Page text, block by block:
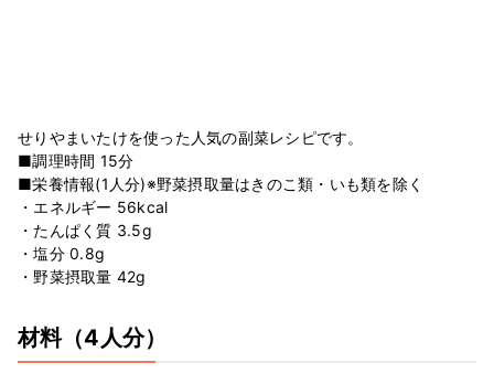
せりやまいたけを使った人気の副菜レシピです。
■調理時間 15分
■栄養情報(1人分)※野菜摂取量はきのこ類・いも類を除く
・エネルギー 56kcal
・たんぱく質 3.5g
・塩分 0.8g
・野菜摂取量 42g
材料（4人分）